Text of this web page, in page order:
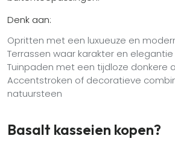
Denk aan:
Opritten met een luxueuze en
Terrassen waar karakter en
Tuinpaden met een tijdloze donkere
Accentstroken of decoratieve
natuursteen
Basalt kasseien kopen?